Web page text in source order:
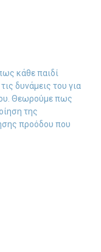
κάθε παιδί
δυνάμεις του για
Θεωρούμε πως
της
προόδου που